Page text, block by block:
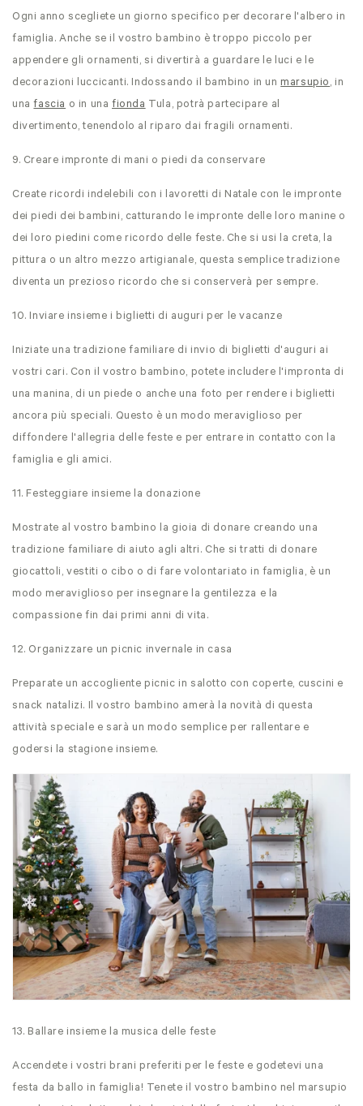
Ogni anno scegliete un giorno specifico per decorare l'albero in
famiglia. Anche se il vostro bambino è troppo piccolo per
appendere gli ornamenti, si divertirà a guardare le luci e le
decorazioni luccicanti. Indossando il bambino in unmarsupio, in
unafascia o in unafiondaTula, potrà partecipare al
divertimento, tenendolo al riparo dai fragili ornamenti.
9. Creare impronte di mani o piedi da conservare
Create ricordi indelebili con i lavoretti di Natale con le impronte
dei piedi dei bambini, catturando le impronte delle loro manine o
dei loro piedini come ricordo delle feste. Che si usi la creta, la
pittura o un altro mezzo artigianale, questa semplice tradizione
diventa un prezioso ricordo che si conserverà per sempre.
10. Inviare insieme i biglietti di auguri per le vacanze
Iniziate una tradizione familiare di invio di biglietti d'auguri ai
vostri cari. Con il vostro bambino, potete includere l'impronta di
una manina, di un piede o anche una foto per rendere i biglietti
ancora più speciali. Questo è un modo meraviglioso per
diffondere l'allegria delle feste e per entrare in contatto con la
famiglia e gli amici.
11. Festeggiare insieme la donazione
Mostrate al vostro bambino la gioia di donare creando una
tradizione familiare di aiuto agli altri. Che si tratti di donare
giocattoli, vestiti o cibo o di fare volontariato in famiglia, è un
modo meraviglioso per insegnare la gentilezza e la
compassione fin dai primi anni di vita.
12. Organizzare un picnic invernale in casa
Preparate un accogliente picnic in salotto con coperte, cuscini e
snack natalizi. Il vostro bambino amerà la novità di questa
attività speciale e sarà un modo semplice per rallentare e
godersi la stagione insieme.
13. Ballare insieme la musica delle feste
Accendete i vostri brani preferiti per le feste e godetevi una
festa da ballo in famiglia! Tenete il vostro bambino nel marsupio